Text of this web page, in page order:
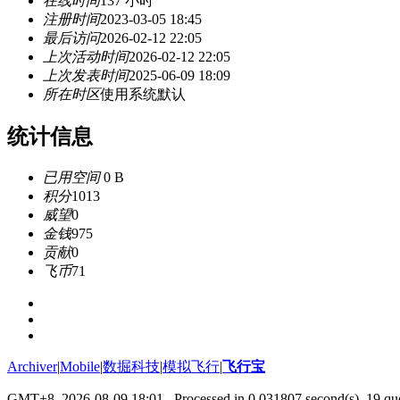
注册时间2023-03-05 18:45
最后访问2026-02-12 22:05
上次活动时间2026-02-12 22:05
上次发表时间2025-06-09 18:09
所在时区使用系统默认
统计信息
已用空间0 B
积分1013
威望0
金钱975
贡献0
飞币71
Archiver|Mobile|数掘科技|模拟飞行|飞行宝